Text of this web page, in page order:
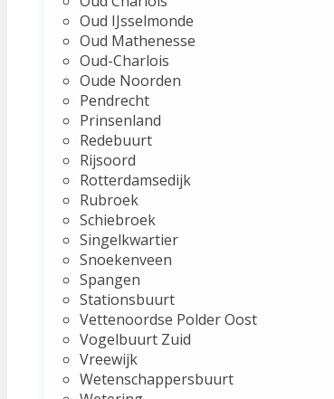
Oud IJsselmonde
Oud Mathenesse
Oud-Charlois
Oude Noorden
Pendrecht
Prinsenland
Redebuurt
Rijsoord
Rotterdamsedijk
Rubroek
Schiebroek
Singelkwartier
Snoekenveen
Spangen
Stationsbuurt
Vettenoordse Polder Oost
Vogelbuurt Zuid
Vreewijk
Wetenschappersbuurt